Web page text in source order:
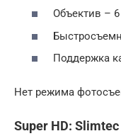
Объектив –
Поддержка
Нет режима
Super HD: